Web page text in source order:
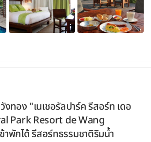
ทอง "เนเชอรัลปาร์ค รีสอร์ท เดอ
Park Resort de Wang
พักได้ รีสอร์ทธรรมชาติริมน้ำ